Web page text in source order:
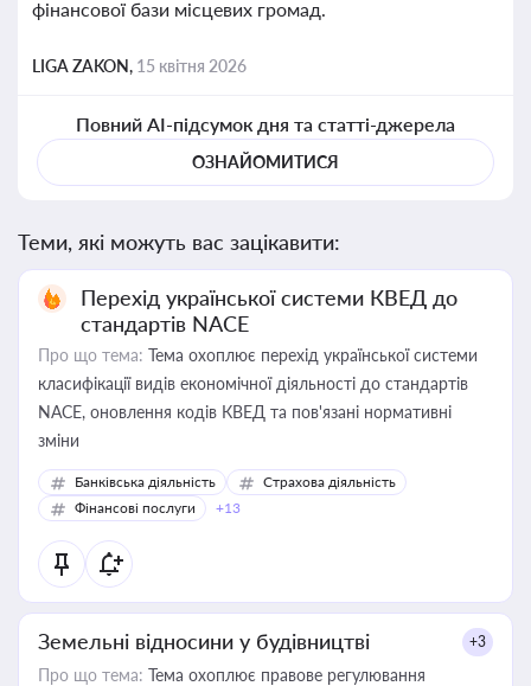
фінансової бази місцевих громад.
LIGA ZAKON, 15 квітня 2026
Повний AI-підсумок дня та статті-джерела
ОЗНАЙОМИТИСЯ
Теми, які можуть вас зацікавити:
Перехід української системи КВЕД до
стандартів NACE
Про що тема: Тема охоплює перехід української системи
класифікації видів економічної діяльності до стандартів
NACE, оновлення кодів КВЕД та пов'язані нормативні
зміни
Банківська діяльність
Страхова діяльність
Фінансові послуги
+13
Земельні відносини у будівництві +3
Про що тема: Тема охоплює правове регулювання